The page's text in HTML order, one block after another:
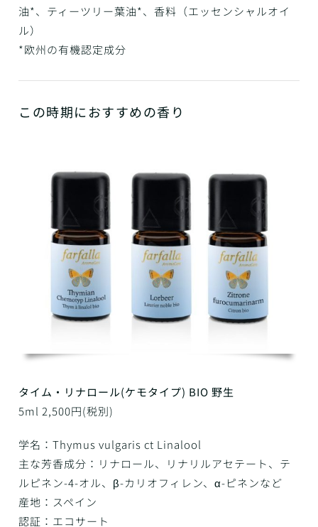
油*、ティーツリー葉油*、香料（エッセンシャルオイ
ル）
*欧州の有機認定成分
この時期におすすめの香り
タイム・リナロール(ケモタイプ) BIO 野生
5ml 2,500円(税別)
学名：Thymus vulgaris ct Linalool
主な芳香成分：リナロール、リナリルアセテート、テ
ルピネン-4-オル、β-カリオフィレン、α-ピネンなど
産地：スペイン
認証：エコサート